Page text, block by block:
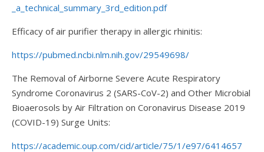
_a_technical_summary_3rd_edition.pdf
Efficacy of air purifier therapy in allergic rhinitis:
https://pubmed.ncbi.nlm.nih.gov/29549698/
The Removal of Airborne Severe Acute Respiratory
Syndrome Coronavirus 2 (SARS-CoV-2) and Other Microbial
Bioaerosols by Air Filtration on Coronavirus Disease 2019
(COVID-19) Surge Units:
https://academic.oup.com/cid/article/75/1/e97/6414657